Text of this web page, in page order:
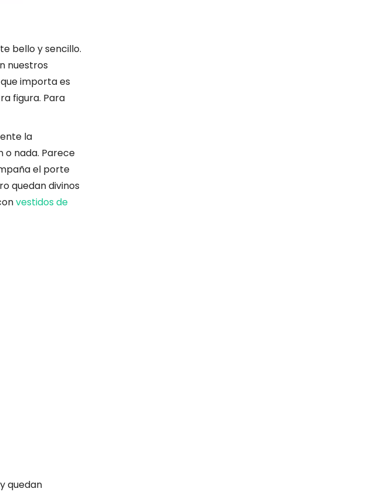
bello y sencillo.
nuestros
importa es
figura. Para
la
o nada. Parece
el porte
quedan divinos
vestidos de
quedan